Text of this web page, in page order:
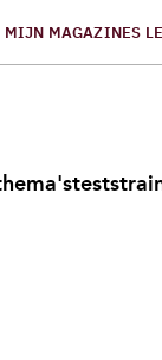
MIJN MAGAZINES
tests